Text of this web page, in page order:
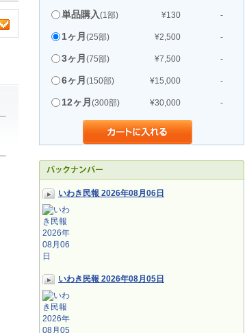
単品購入(1部) ¥130 -
1ヶ月 (25部) ¥2,500 -
3ヶ月 (75部) ¥7,500 -
6ヶ月 (150部) ¥15,000 -
12ヶ月 (300部) ¥30,000 -
いわき民報 2026年08月06日
いわき民報 2026年08月05日